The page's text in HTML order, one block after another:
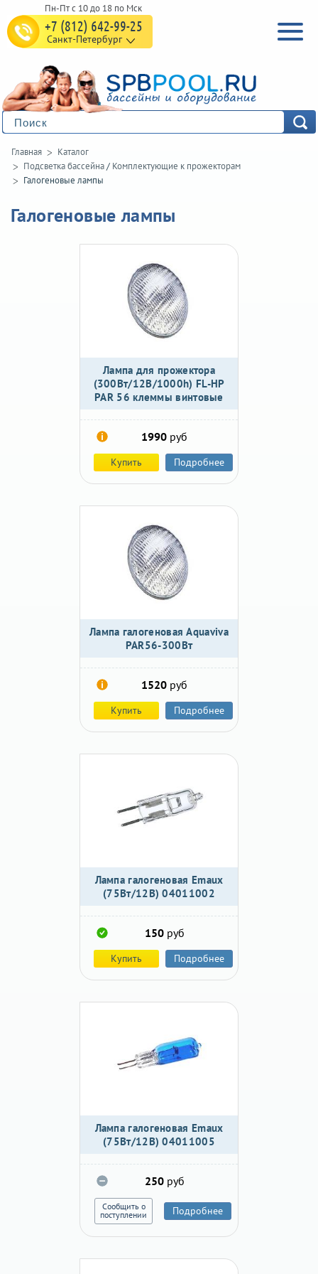
+7 (812) 642-99-25
Санкт-Петербург
Главная
Каталог
Подсветка бассейна/ Комплектующие к прожекторам
Галогеновые лампы
Галогеновые лампы
Лампа для прожектора
(300Вт/12В/1000h) FL-HP
PAR 56 клеммы винтовые
1990 руб
Купить Подробнее
Лампа галогеновая Aquaviva
PAR56-300Вт
1520 руб
Купить Подробнее
Лампа галогеновая Emaux
(75Вт/12В) 04011002
150руб
Купить Подробнее
Лампа галогеновая Emaux
(75Вт/12В) 04011005
250руб
Сообщить о
поступлении
Подробнее